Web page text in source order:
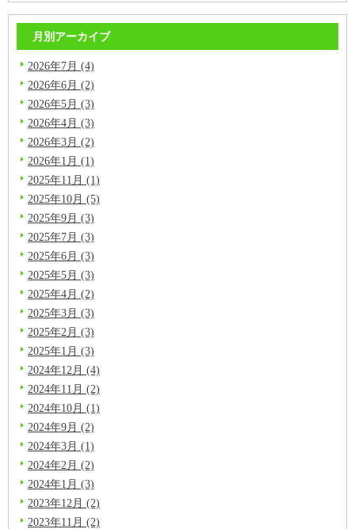
月別アーカイブ
2026年7月 (4)
2026年6月 (2)
2026年5月 (3)
2026年4月 (3)
2026年3月 (2)
2026年1月 (1)
2025年11月 (1)
2025年10月 (5)
2025年9月 (3)
2025年7月 (3)
2025年6月 (3)
2025年5月 (3)
2025年4月 (2)
2025年3月 (3)
2025年2月 (3)
2025年1月 (3)
2024年12月 (4)
2024年11月 (2)
2024年10月 (1)
2024年9月 (2)
2024年3月 (1)
2024年2月 (2)
2024年1月 (3)
2023年12月 (2)
2023年11月 (2)